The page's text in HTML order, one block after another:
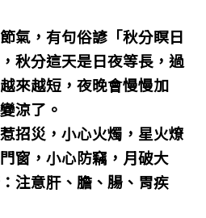
g
er
m
氣，有句俗諺「秋分瞑日
秋分這天是日夜等長，過
來越短，夜晚會慢慢加
涼了。
招災，小心火燭，星火燎
窗，小心防竊，月破大
注意肝、膽、腸、胃疾